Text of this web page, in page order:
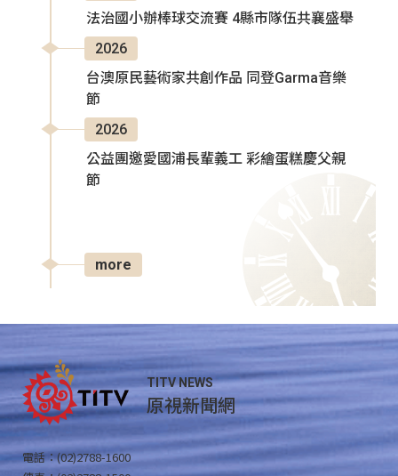
法治國小辦棒球交流賽 4縣市隊伍共襄盛舉
2026
台澳原民藝術家共創作品 同登Garma音樂
節
2026
公益團邀愛國浦長輩義工 彩繪蛋糕慶父親
節
more
TITV NEWS
原視新聞網
電話：(02)2788-1600